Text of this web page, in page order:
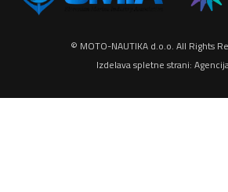
© MOTO-NAUTIKA d.o.o. All Rights
Izdelava spletne strani: